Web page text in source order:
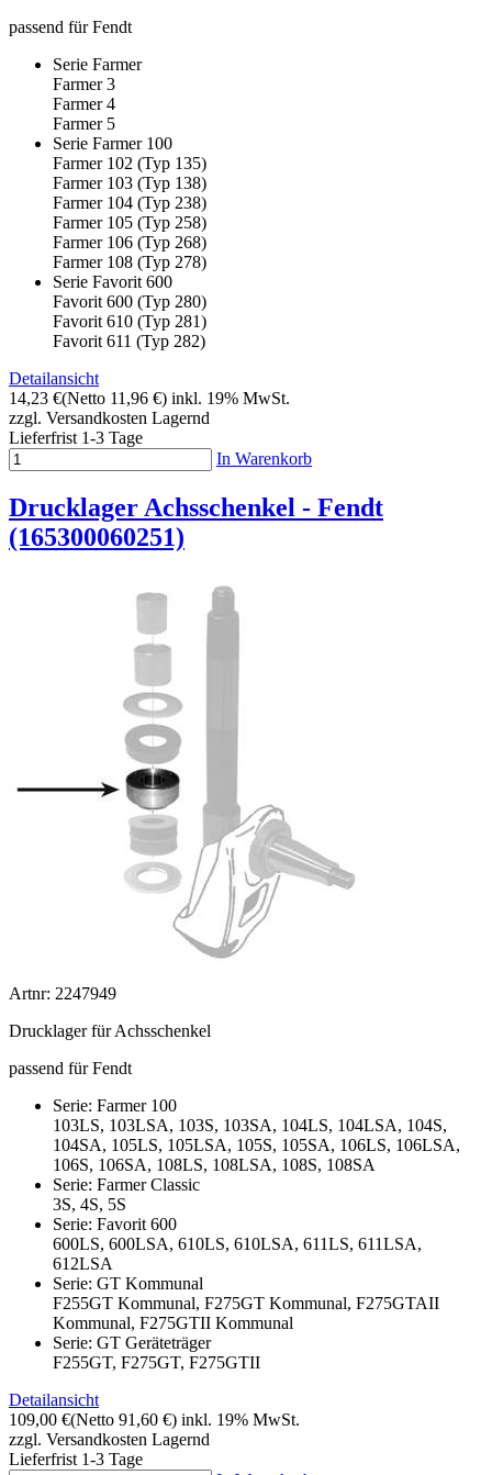
passend für Fendt
Serie Farmer
Farmer 3
Farmer 4
Farmer 5
Serie Farmer 100
Farmer 102 (Typ 135)
Farmer 103 (Typ 138)
Farmer 104 (Typ 238)
Farmer 105 (Typ 258)
Farmer 106 (Typ 268)
Farmer 108 (Typ 278)
Serie Favorit 600
Favorit 600 (Typ 280)
Favorit 610 (Typ 281)
Favorit 611 (Typ 282)
Detailansicht
14,23 €(Netto 11,96 €) inkl. 19% MwSt.
zzgl. Versandkosten Lagernd
Lieferfrist 1-3 Tage
In Warenkorb
Drucklager Achsschenkel - Fendt
(165300060251)
Artnr: 2247949
Drucklager für Achsschenkel
passend für Fendt
Serie: Farmer 100
103LS, 103LSA, 103S, 103SA, 104LS, 104LSA, 104S,
104SA, 105LS, 105LSA, 105S, 105SA, 106LS, 106LSA,
106S, 106SA, 108LS, 108LSA, 108S, 108SA
Serie: Farmer Classic
3S, 4S, 5S
Serie: Favorit 600
600LS, 600LSA, 610LS, 610LSA, 611LS, 611LSA,
612LSA
Serie: GT Kommunal
F255GT Kommunal, F275GT Kommunal, F275GTAII
Kommunal, F275GTII Kommunal
Serie: GT Geräteträger
F255GT, F275GT, F275GTII
Detailansicht
109,00 €(Netto 91,60 €) inkl. 19% MwSt.
zzgl. Versandkosten Lagernd
Lieferfrist 1-3 Tage